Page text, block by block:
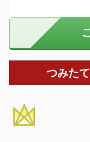
つみた